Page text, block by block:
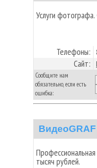
Услуги
Телефоны:
Сайт:
Сообщите нам
обязательно, если есть
ошибка:
ВидеоGRAF
тысяч рублей.